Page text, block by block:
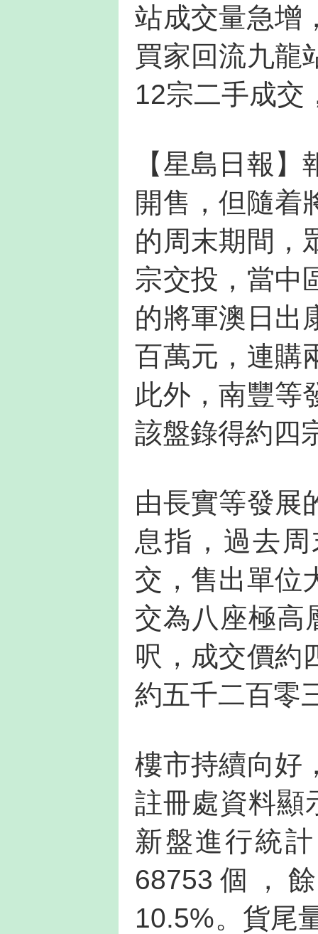
站成交量急增
買家回流九龍
12宗二手成交
【星島日報
開售，但隨着
的周末期間，
宗交投，當中
的將軍澳日出
百萬元，連購
此外，南豐等
該盤錄得約四
由長實等發展
息指，過去
交，售出單位
交為八座極高
呎，成交價約
約五千二百零
樓市持續向好
註冊處資料顯
新盤進行統
68753個，
10.5%。貨尾